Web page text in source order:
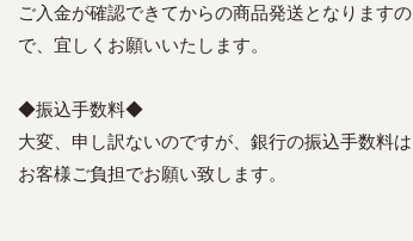
ご入金が確認できてからの商品発送となりますの
で、宜しくお願いいたします。
◆振込手数料◆
大変、申し訳ないのですが、銀行の振込手数料は
お客様ご負担でお願い致します。